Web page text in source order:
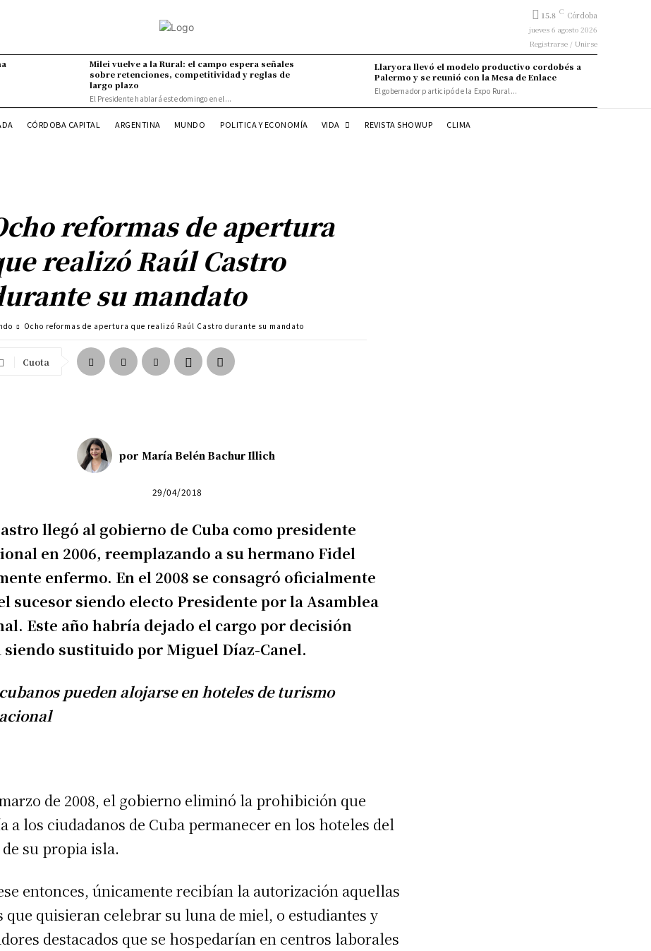
15.8 C Córdoba
jueves 6 agosto 2026
Registrarse / Unirse
Milei vuelve a la Rural: el campo espera señales
sobre retenciones, competitividad y reglas de
largo plazo
El Presidente hablará este domingo en el...
Llaryora llevó el modelo productivo cordobés a
Palermo y se reunió con la Mesa de Enlace
El gobernador participó de la Expo Rural...
CÓRDOBA CAPITAL ARGENTINA MUNDO POLITICA Y ECONOMÍA VIDA REVISTA SHOWUP CLIMA
reformas de apertura
realizó Raúl Castro
su mandato
Ocho reformas de apertura que realizó Raúl Castro durante su mandato
Cuota
por María Belén Bachur Illich
29/04/2018
llegó al gobierno de Cuba como presidente
en 2006, reemplazando a su hermano Fidel
enfermo. En el 2008 se consagró oficialmente
sucesor siendo electo Presidente por la Asamblea
Este año habría dejado el cargo por decisión
siendo sustituido por Miguel Díaz-Canel.
cubanos pueden alojarse en hoteles de turismo
de 2008, el gobierno eliminó la prohibición que
a los ciudadanos de Cuba permanecer en los hoteles del
de su propia isla.
entonces, únicamente recibían la autorización aquellas
que quisieran celebrar su luna de miel, o estudiantes y
destacados que se hospedarían en centros laborales